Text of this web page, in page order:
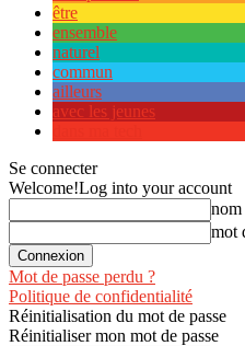
être
ensemble
naturel
commun
ailleurs
avec les jeunes
Se connecter
Welcome!Log into your account
mot
Mot de passe perdu ?
Politique de confidentialité
Réinitialisation du mot de passe
Réinitialiser mon mot de passe